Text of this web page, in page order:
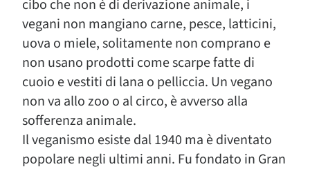
cibo che non è di derivazione animale, i
vegani non mangiano carne, pesce, latticini,
uova o miele, solitamente non comprano e
non usano prodotti come scarpe fatte di
cuoio e vestiti di lana o pelliccia. Un vegano
non va allo zoo o al circo, è avverso alla
sofferenza animale.
Il veganismo esiste dal 1940 ma è diventato
popolare negli ultimi anni. Fu fondato in Gran